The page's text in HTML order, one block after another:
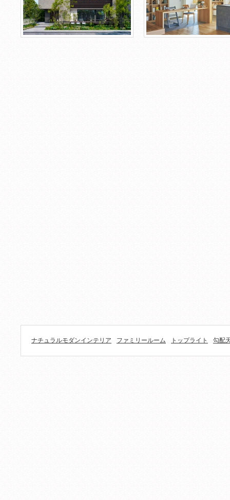
ナチュラルモダンインテリア ファミリールーム トップライト 勾配